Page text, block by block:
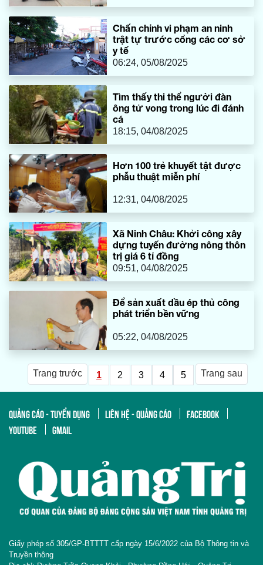
Chấn chỉnh vi phạm an ninh
trật tự trước cổng các cơ sở
y tế
06:24, 05/08/2025
Tìm thấy thi thể người đàn
ông tử vong trong lúc đi đánh
cá
18:15, 04/08/2025
Hơn 100 trẻ khuyết tật được
phẫu thuật miễn phí
12:31, 04/08/2025
Xã Ninh Châu: Khởi công xây
dựng tuyến đường nông thôn
trị giá 6 tỉ đồng
09:51, 04/08/2025
Để sản xuất dầu ép thủ công
phát triển bền vững
05:22, 04/08/2025
Trang trước 1 2 3 4 5 Trang sau
QUẢNG CÁO - TUYỂN DỤNG LIÊN HỆ - QUẢNG CÁO
FACEBOOK
YOUTUBE
GMAIL
Giấy phép số 305/GP-BTTTT cấp ngày 15/6/2022 của Bộ Thông tin và
Truyền thông